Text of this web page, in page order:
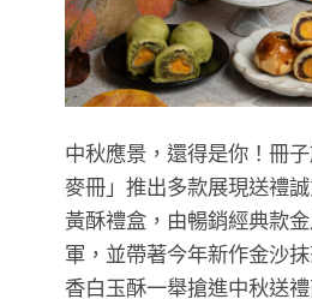
中秋應景，還得是你！冊
麥冊」推出多款展現送禮
黃酥禮盒，由暢銷經典款
軍，並帶著今年新作金沙
香白玉酥一舉搶進中秋送